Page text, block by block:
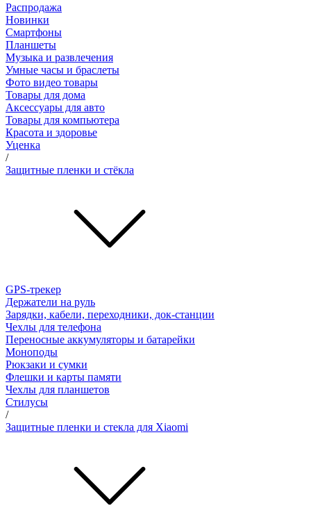
Распродажа
Новинки
Смартфоны
Планшеты
Музыка и развлечения
Умные часы и браслеты
Фото видео товары
Товары для дома
Аксессуары для авто
Товары для компьютера
Красота и здоровье
Уценка
/
Защитные пленки и стёкла
GPS-трекер
Держатели на руль
Зарядки, кабели, переходники, док-станции
Чехлы для телефона
Переносные аккумуляторы и батарейки
Моноподы
Рюкзаки и сумки
Флешки и карты памяти
Чехлы для планшетов
Стилусы
/
Защитные пленки и стекла для Xiaomi